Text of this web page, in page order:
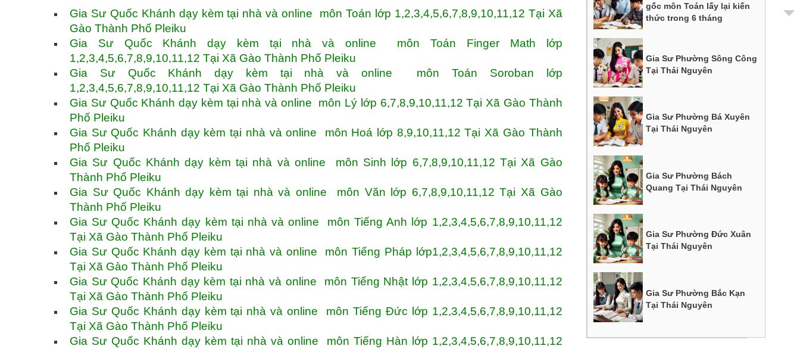
Gia Sư Quốc Khánh dạy kèm tại nhà và online môn Toán lớp 1,2,3,4,5,6,7,8,9,10,11,12 Tại Xã
Gào Thành Phố Pleiku
Gia Sư Quốc Khánh dạy kèm tại nhà và online môn Toán Finger Math lớp
1,2,3,4,5,6,7,8,9,10,11,12 Tại Xã Gào Thành Phố Pleiku
Gia Sư Quốc Khánh dạy kèm tại nhà và online môn Toán Soroban lớp
1,2,3,4,5,6,7,8,9,10,11,12 Tại Xã Gào Thành Phố Pleiku
Gia Sư Quốc Khánh dạy kèm tại nhà và online môn Lý lớp 6,7,8,9,10,11,12 Tại Xã Gào Thành
Phố Pleiku
Gia Sư Quốc Khánh dạy kèm tại nhà và online môn Hoá lớp 8,9,10,11,12 Tại Xã Gào Thành
Phố Pleiku
Gia Sư Quốc Khánh dạy kèm tại nhà và online môn Sinh lớp 6,7,8,9,10,11,12 Tại Xã Gào
Thành Phố Pleiku
Gia Sư Quốc Khánh dạy kèm tại nhà và online môn Văn lớp 6,7,8,9,10,11,12 Tại Xã Gào
Thành Phố Pleiku
Gia Sư Quốc Khánh dạy kèm tại nhà và online môn Tiếng Anh lớp 1,2,3,4,5,6,7,8,9,10,11,12
Tại Xã Gào Thành Phố Pleiku
Gia Sư Quốc Khánh dạy kèm tại nhà và online môn Tiếng Pháp lớp1,2,3,4,5,6,7,8,9,10,11,12
Tại Xã Gào Thành Phố Pleiku
Gia Sư Quốc Khánh dạy kèm tại nhà và online môn Tiếng Nhật lớp 1,2,3,4,5,6,7,8,9,10,11,12
Tại Xã Gào Thành Phố Pleiku
Gia Sư Quốc Khánh dạy kèm tại nhà và online môn Tiếng Đức lớp 1,2,3,4,5,6,7,8,9,10,11,12
Tại Xã Gào Thành Phố Pleiku
Gia Sư Quốc Khánh dạy kèm tại nhà và online môn Tiếng Hàn lớp 1,2,3,4,5,6,7,8,9,10,11,12
gốc môn Toán lấy lại kiến
thức trong 6 tháng
Gia Sư Phường Sông Công
Tại Thái Nguyên
Gia Sư Phường Bá Xuyên
Tại Thái Nguyên
Gia Sư Phường Bách
Quang Tại Thái Nguyên
Gia Sư Phường Đức Xuân
Tại Thái Nguyên
Gia Sư Phường Bắc Kạn
Tại Thái Nguyên